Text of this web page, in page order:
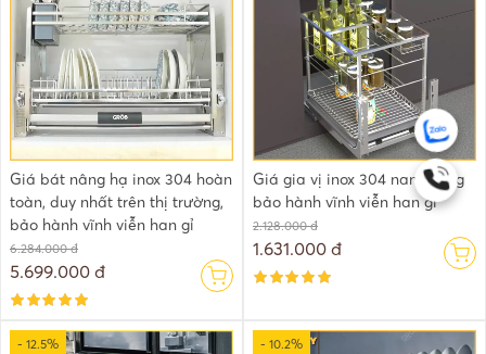
Giá bát nâng hạ inox 304 hoàn
toàn, duy nhất trên thị trường,
bảo hành vĩnh viễn han gỉ
6.284.000 đ
5.699.000 đ
Giá gia vị inox 304 nan vuông
bảo hành vĩnh viễn han gỉ
2.128.000 đ
1.631.000 đ
- 12.5% - 10.2%